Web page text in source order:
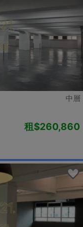
中層
租$260,860